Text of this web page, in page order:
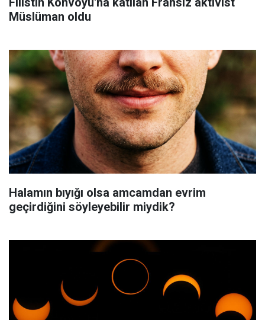
Müslüman oldu
Halamın bıyığı olsa amcamdan evrim
geçirdiğini söyleyebilir miydik?